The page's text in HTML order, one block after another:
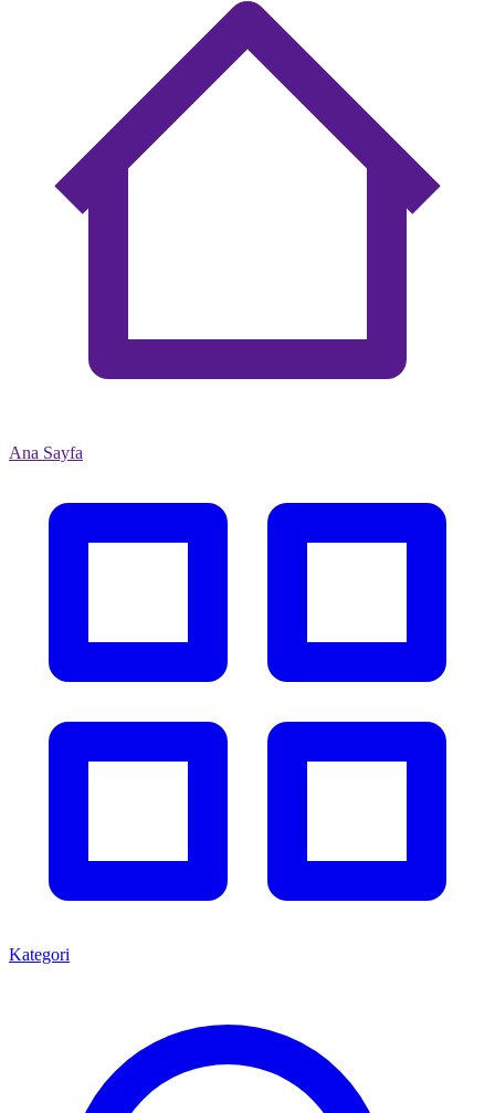
Ana Sayfa
Kategori